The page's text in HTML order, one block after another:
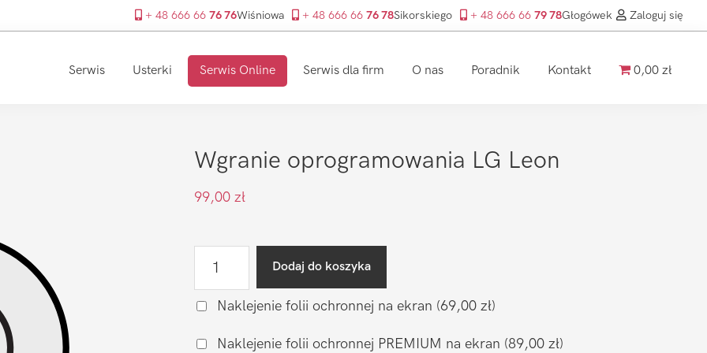
+ 48 666 66 76 76Wiśniowa + 48 666 66 76 78Sikorskiego + 48 666 66 79 78Głogówek Zaloguj się
Serwis Usterki Serwis Online Serwis dla firm O nas Poradnik Kontakt 0,00 zł
Wgranie oprogramowania LG Leon
99,00 zł
oprogramowania
Leon
Dodaj do koszyka
Naklejenie folii ochronnej na ekran (69,00 zł)
Naklejenie folii ochronnej PREMIUM na ekran (89,00 zł)